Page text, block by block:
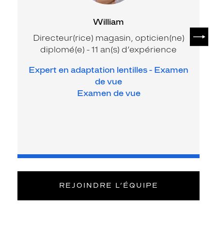
William
Directeur(rice) magasin, opticien(ne)
diplomé(e) - 11 an(s) d’expérience
Expert en adaptation lentilles - Examen
de vue
Examen de vue
REJOINDRE L’ÉQUIPE